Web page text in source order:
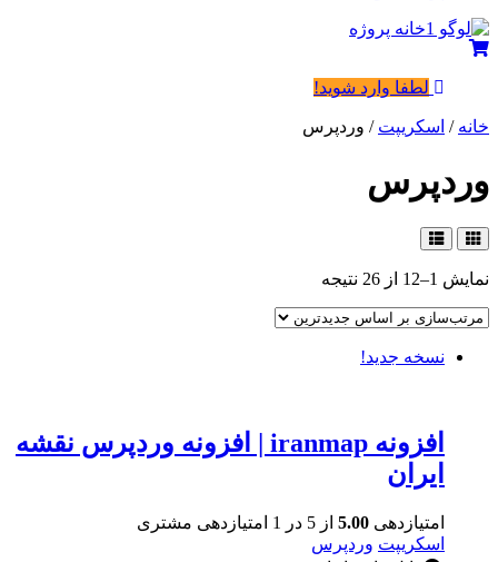
لطفا وارد شوید!
خانه / اسکریپت / وردپرس
وردپرس
نمایش 1–12 از 26 نتیجه
نسخه جدید!
افزونه iranmap | افزونه وردپرس نقشه
ایران
امتیازدهی 5.00 از 5 در 1 امتیازدهی مشتری
اسکریپت وردپرس